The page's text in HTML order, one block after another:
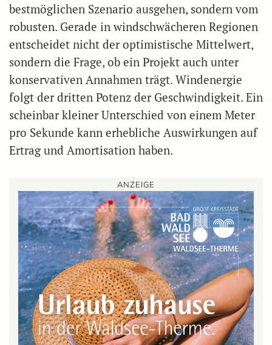
bestmöglichen Szenario ausgehen, sondern vom
robusten. Gerade in windschwächeren Regionen
entscheidet nicht der optimistische Mittelwert,
sondern die Frage, ob ein Projekt auch unter
konservativen Annahmen trägt. Windenergie
folgt der dritten Potenz der Geschwindigkeit. Ein
scheinbar kleiner Unterschied von einem Meter
pro Sekunde kann erhebliche Auswirkungen auf
Ertrag und Amortisation haben.
ANZEIGE